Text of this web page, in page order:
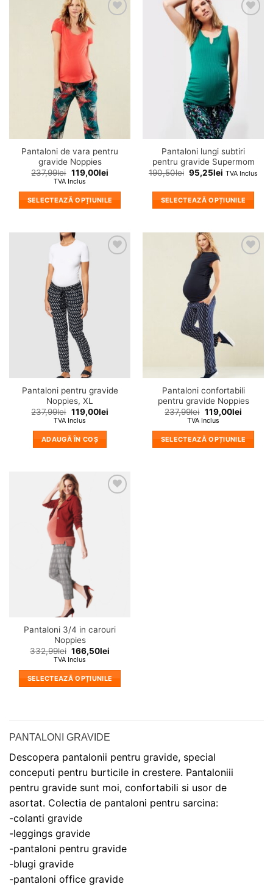
mai
multe
variații.
Opțiunile
fi
alese
în
pagina
produsului.
mai
multe
variații.
Opțiunile
în
pagina
produsului.
Pantaloni de vara pentru
gravide Noppies
237,99lei 119,00lei
TVA Inclus
SELECTEAZĂ OPȚIUNILE
are
mai
multe
variații.
Opțiunile
pot
fi
alese
în
pagina
produsului.
Adauga
wishlist!
Pantaloni lungi subtiri
pentru gravide Supermom
190,50lei 95,25lei TVA Inclus
SELECTEAZĂ OPȚIUNILE
are
mai
multe
variații.
Opțiunile
pot
fi
alese
în
pagina
produsului.
Pantaloni pentru gravide
Noppies, XL
237,99lei 119,00lei
TVA Inclus
ADAUGĂ ÎN COȘ
Pantaloni confortabili
pentru gravide Noppies
237,99lei 119,00lei
TVA Inclus
SELECTEAZĂ OPȚIUNILE
Pantaloni 3/4 in carouri
Noppies
332,99lei 166,50lei
TVA Inclus
SELECTEAZĂ OPȚIUNILE
are
multe
variații.
Opțiunile
pot
fi
alese
în
pagina
produsului.
PANTALONI GRAVIDE
Descopera pantalonii pentru gravide, special
conceputi pentru burticile in crestere. Pantaloniii
pentru gravide sunt moi, confortabili si usor de
asortat. Colectia de pantaloni pentru sarcina:
-colanti gravide
-leggings gravide
-pantaloni pentru gravide
-blugi gravide
-pantaloni office gravide